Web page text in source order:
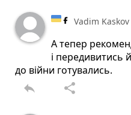
Vadim Kaskov
А тепер
і передивитись
до війни готувались.
reply share